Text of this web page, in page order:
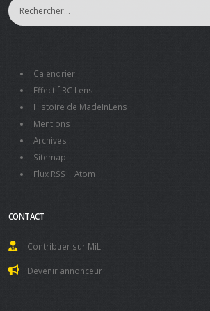
Calendrier
Effectif RC Lens
Histoire de MadeInLens
Mentions
Archives
Sitemap
Flux RSS | Atom
CONTACT
Contribuer sur MiL
Devenir annonceur